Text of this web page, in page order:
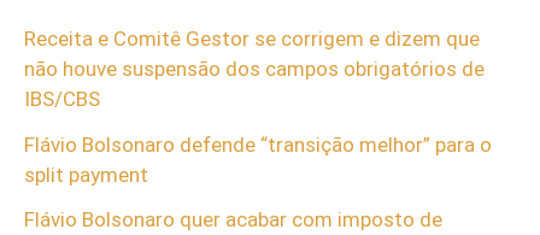
Receita e Comitê Gestor se corrigem e dizem que
não houve suspensão dos campos obrigatórios de
IBS/CBS
Flávio Bolsonaro defende “transição melhor” para o
split payment
Flávio Bolsonaro quer acabar com imposto de